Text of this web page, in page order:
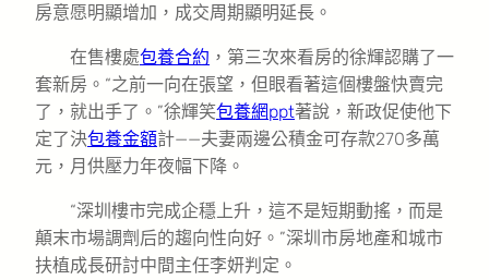
房意愿明顯增加，成交周期顯明延長。
在售樓處包養合約 ，第三次來看房的徐輝認購了一
套新房。“之前一向在張望，但眼看著這個樓盤快賣完
了，就出手了。”徐輝笑包養網ppt著說，新政促使他下
定了決包養金額計——夫妻兩邊公積金可存款270多萬
元，月供壓力年夜幅下降。
“深圳樓市完成企穩上升，這不是短期動搖，而是
顛末市場調劑后的趨向性向好。”深圳市房地產和城市
扶植成長研討中間主任李妍判定。